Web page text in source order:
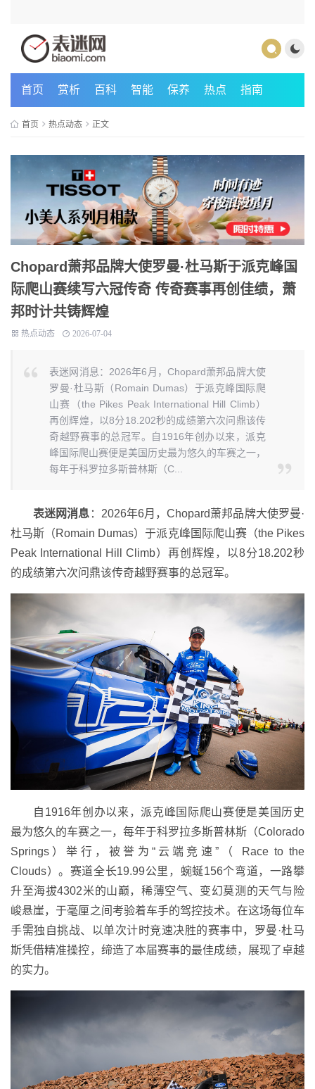
首页 赏析 百科 智能 保养 热点 指南
首页 热点动态 正文
Chopard萧邦品牌大使罗曼·杜马斯于派克峰国
际爬山赛续写六冠传奇 传奇赛事再创佳绩，萧
邦时计共铸辉煌
热点动态 2026-07-04
表迷网消息：2026年6月，Chopard萧邦品牌大使
罗曼·杜马斯（Romain Dumas）于派克峰国际爬
山赛（the Pikes Peak International Hill Climb）
再创辉煌，以8分18.202秒的成绩第六次问鼎该传
奇越野赛事的总冠军。自1916年创办以来，派克
峰国际爬山赛便是美国历史最为悠久的车赛之一，
每年于科罗拉多斯普林斯（C...
表迷网消息 ：2026年6月，Chopard萧邦品牌大使罗曼·
杜马斯（Romain Dumas）于派克峰国际爬山赛（the Pikes
Peak International Hill Climb）再创辉煌，以8分18.202秒
的成绩第六次问鼎该传奇越野赛事的总冠军。
自1916年创办以来，派克峰国际爬山赛便是美国历史
最为悠久的车赛之一，每年于科罗拉多斯普林斯（Colorado
Springs）举行，被誉为“云端竞速”（ Race to the
Clouds）。赛道全长19.99公里，蜿蜒156个弯道，一路攀
升至海拔4302米的山巅，稀薄空气、变幻莫测的天气与险
峻悬崖，于毫厘之间考验着车手的驾控技术。在这场每位车
手需独自挑战、以单次计时竞速决胜的赛事中，罗曼·杜马
斯凭借精准操控，缔造了本届赛事的最佳成绩，展现了卓越
的实力。